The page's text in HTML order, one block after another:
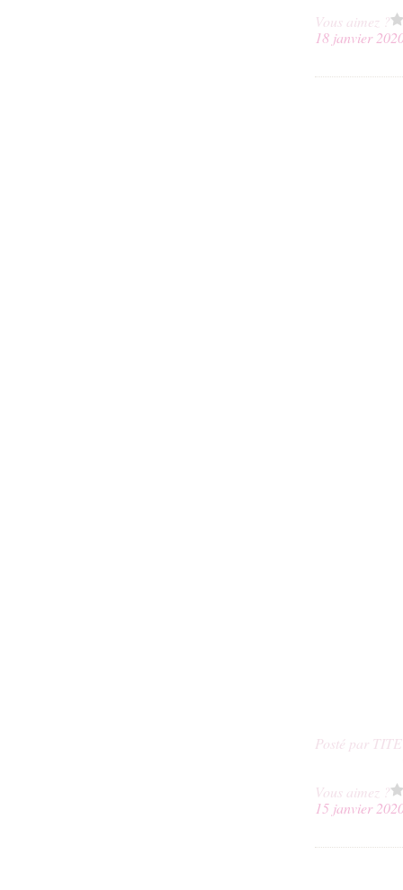
Vous aimez ?
18 janvier
Posté par
Vous aimez ?
15 janvier